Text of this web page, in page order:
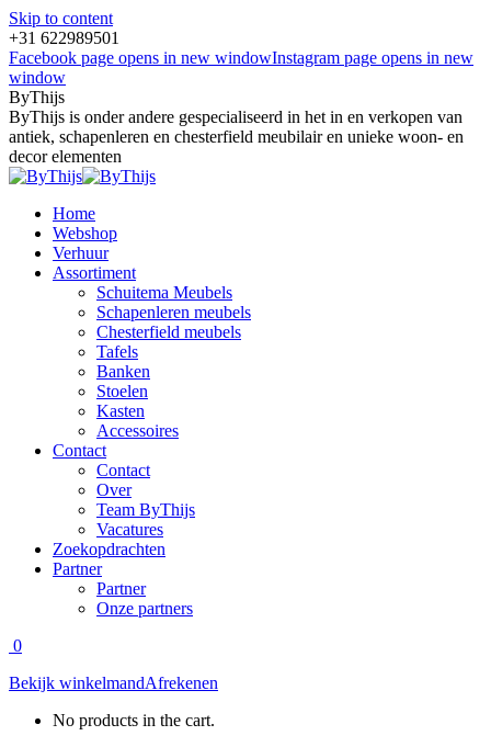
Skip to content
+31 622989501
Facebook page opens in new windowInstagram page opens in new
window
ByThijs
ByThijs is onder andere gespecialiseerd in het in en verkopen van
antiek, schapenleren en chesterfield meubilair en unieke woon- en
decor elementen
Home
Webshop
Verhuur
Assortiment
Schuitema Meubels
Schapenleren meubels
Chesterfield meubels
Tafels
Banken
Stoelen
Kasten
Accessoires
Contact
Contact
Over
Team ByThijs
Vacatures
Zoekopdrachten
Partner
Partner
Onze partners
0
Bekijk winkelmandAfrekenen
No products in the cart.